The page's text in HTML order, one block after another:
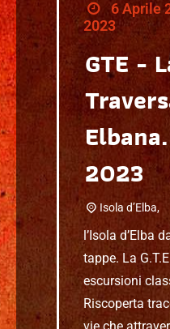
6 Aprile
2023
GTE -
2023
Isola d’Elba,
l’Isola d’Elba
tappe. La
escursioni
Riscoperta
vie che